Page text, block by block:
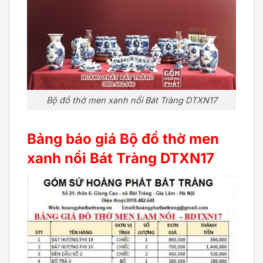
Bộ đồ thờ men xanh nổi Bát Tràng DTXN17
Bảng báo giá Bộ đồ thờ men
xanh nổi Bát Tràng DTXN17